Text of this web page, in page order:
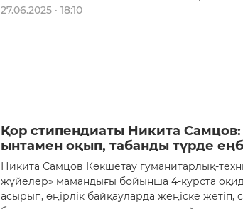
27.06.2025 · 18:10
Қор стипендиаты Никита
ынтамен оқып, табанды түрде
Никита Самцов Көкшетау гуманитарлық-
жүйелер» мамандығы бойынша 4-курста
асырып, өңірлік байқауларда жеңіске жетіп,